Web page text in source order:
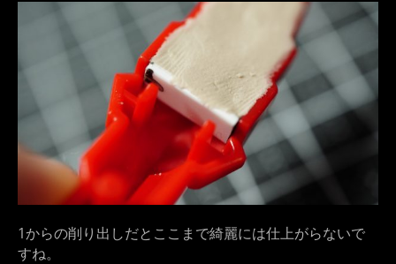
1からの削り出しだとここまで綺麗には仕上がらないで
すね。